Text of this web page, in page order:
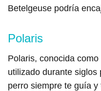
Betelgeuse podría
Polaris
Polaris, conocida
utilizado durante siglos
perro siempre te guía y